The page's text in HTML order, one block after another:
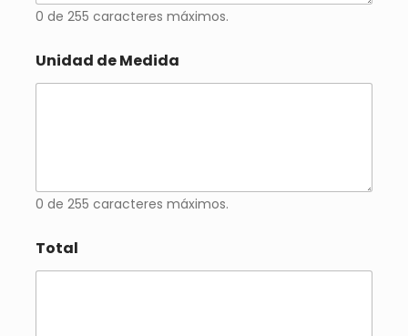
0 de 255 caracteres máximos.
Unidad de Medida
0 de 255 caracteres máximos.
Total